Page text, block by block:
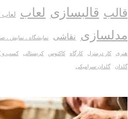
قالب قالبسازی لعاب
مدلسازی نقاشی نمایشگاه ، نمایش ،
هنری کار درمنزل کارگاه کاکتوس کریستالی کسب و
گلدان
گلدان سرامیکی